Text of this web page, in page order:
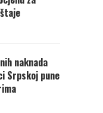
naknada
Srpskoj pune